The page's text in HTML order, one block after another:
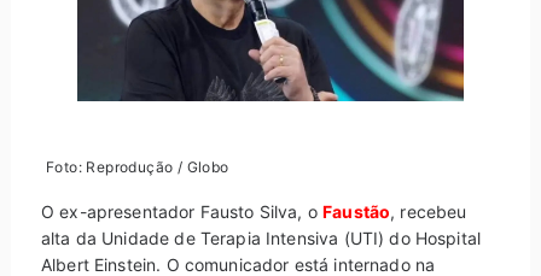
Foto: Reprodução / Globo
O ex-apresentador Fausto Silva, oFaustão, recebeu
alta da Unidade de Terapia Intensiva (UTI) do Hospital
Albert Einstein. O comunicador está internado na